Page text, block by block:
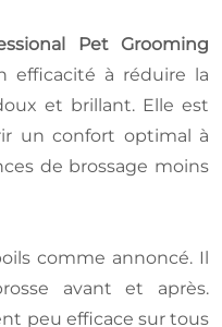
Pet Grooming
efficacité à réduire la
et brillant. Elle est
un confort optimal à
de brossage moins
comme annoncé. Il
avant et après.
peu efficace sur tous